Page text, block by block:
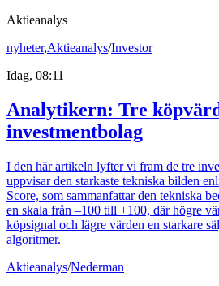
Aktieanalys
nyheter,Aktieanalys/Investor
Idag, 08:11
Analytikern: Tre
investmentbolag
I den här artikeln lyfter vi fram de tre
uppvisar den starkaste tekniska bilden
Score, som sammanfattar den tekniska
en skala från –100 till +100, där högre
köpsignal och lägre värden en starkare
algoritmer.
Aktieanalys/Nederman